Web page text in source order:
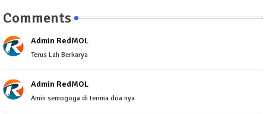
Comments
Admin RedMOL
Terus Lah Berkarya
Admin RedMOL
Amin semogoga di terima doa nya